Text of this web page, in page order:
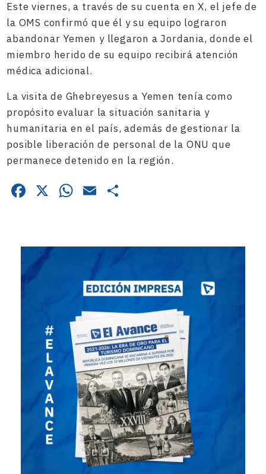
Este viernes, a través de su cuenta en X, el jefe de
la OMS confirmó que él y su equipo lograron
abandonar Yemen y llegaron a Jordania, donde el
miembro herido de su equipo recibirá atención
médica adicional.
La visita de Ghebreyesus a Yemen tenía como
propósito evaluar la situación sanitaria y
humanitaria en el país, además de gestionar la
posible liberación de personal de la ONU que
permanece detenido en la región.
Facebook
X WhatsApp
Email